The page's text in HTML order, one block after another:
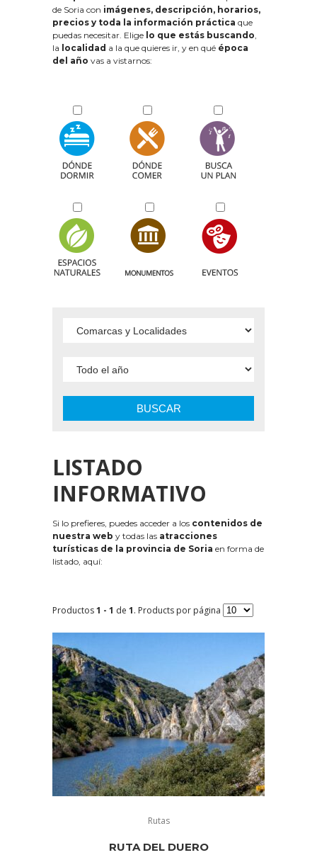
de Soria con imágenes, descripción, horarios,
precios y toda la información práctica que
puedas necesitar. Elige lo que estás buscando,
la localidad a la que quieres ir, y en qué época
del año vas a vistarnos:
BUSCAR
LISTADO
INFORMATIVO
Si lo prefieres, puedes acceder a los contenidos de
nuestra web y todas las atracciones
turísticas de la provincia de Soria en forma de
listado, aquí:
Productos1 - 1 de 1. Products por página
Rutas
RUTA DEL DUERO